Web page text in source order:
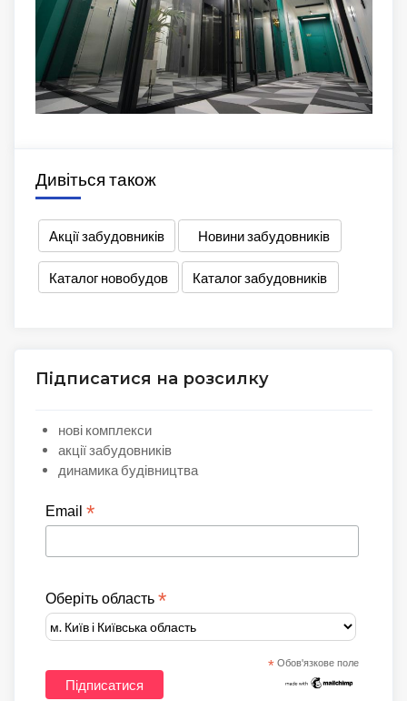
Дивіться також
Акції забудовників Новини забудовників
Каталог новобудов Каталог забудовників
Підписатися на розсилку
нові комплекси
акції забудовників
динамика будівництва
Email *
Оберіть область *
* Обов'язкове поле